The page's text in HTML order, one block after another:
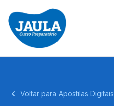
Voltar para Apostilas Digitais